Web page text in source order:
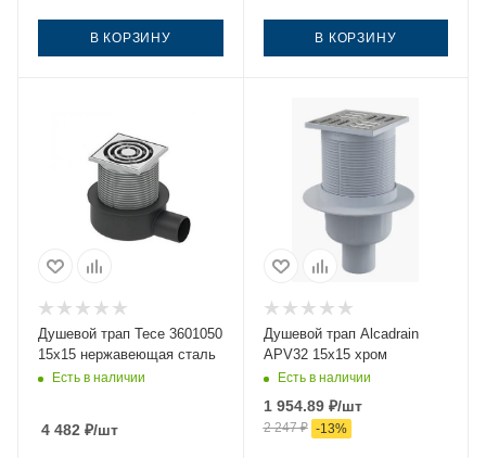
В КОРЗИНУ В КОРЗИНУ
Душевой трап Tece 3601050
15х15 нержавеющая сталь
Есть в наличии
4 482 ₽/шт
Душевой трап Alcadrain
APV32 15х15 хром
Есть в наличии
1 954.89₽/шт
2 247₽ -13%